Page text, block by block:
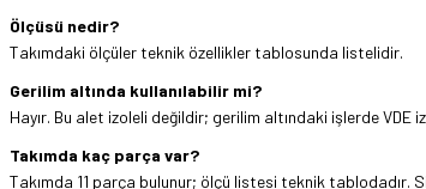
Ölçüsü nedir?
Takımdaki ölçüler teknik özellikler tablosunda listelidir.
Gerilim altında kullanılabilir mi?
Hayır. Bu alet izoleli değildir; gerilim altındaki işlerde VDE
Takımda kaç parça var?
Takımda 11 parça bulunur; ölçü listesi teknik tablodadır.